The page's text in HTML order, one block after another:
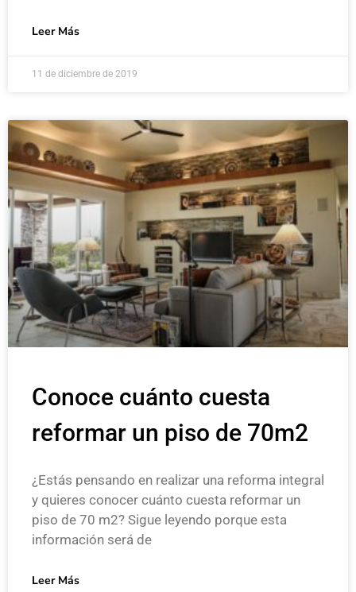
Leer Más
11 de diciembre de 2019
Conoce cuánto cuesta
reformar un piso de 70m2
¿Estás pensando en realizar una reforma integral
y quieres conocer cuánto cuesta reformar un
piso de 70 m2? Sigue leyendo porque esta
información será de
Leer Más